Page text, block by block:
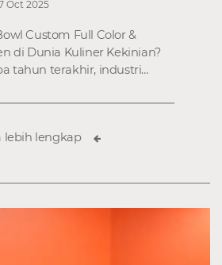
Oct 2025
Custom Full Color &
di Dunia Kuliner Kekinian?
tahun terakhir, industri…
lebih lengkap